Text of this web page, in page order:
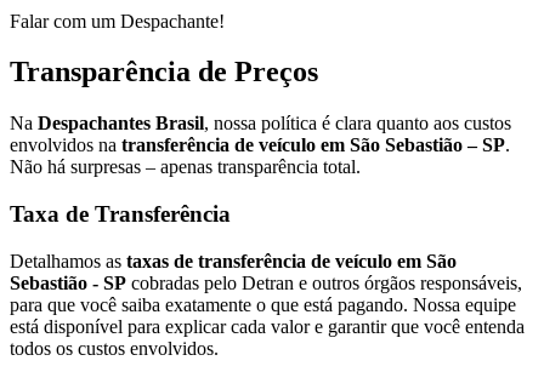
Falar com um Despachante!
Transparência de Preços
Na Despachantes Brasil, nossa política é clara quanto aos custos
envolvidos na transferência de veículo em São Sebastião – SP.
Não há surpresas – apenas transparência total.
Taxa de Transferência
Detalhamos as taxas de transferência de veículo em São
Sebastião - SP cobradas pelo Detran e outros órgãos responsáveis,
para que você saiba exatamente o que está pagando. Nossa equipe
está disponível para explicar cada valor e garantir que você entenda
todos os custos envolvidos.